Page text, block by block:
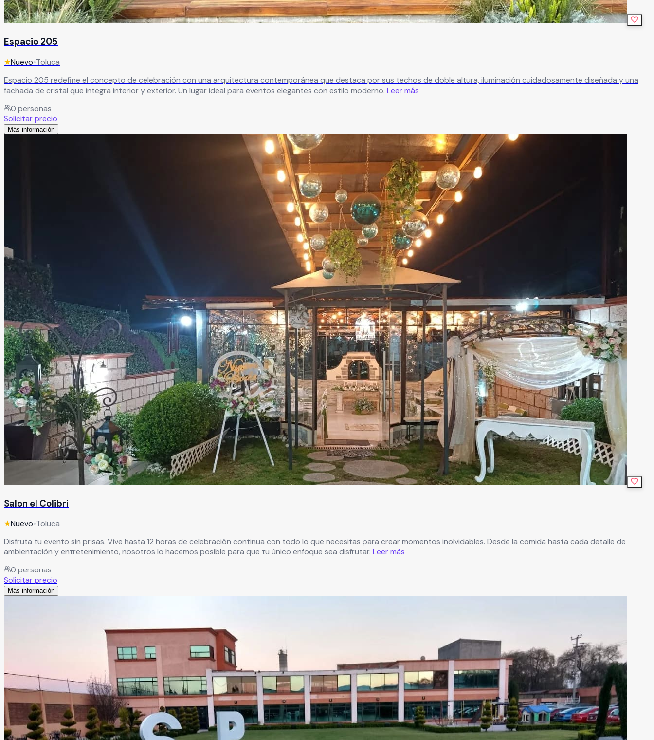
Espacio 205
★Nuevo•Toluca
Espacio 205 redefine el concepto de celebración con una arquitectura contemporánea que destaca por sus techos de doble altura, iluminación cuidadosamente diseñada y una
fachada de cristal que integra interior y exterior. Un lugar ideal para eventos elegantes con estilo moderno. Leer más
0 personas
Solicitar precio
Más información
Salon el Colibri
★Nuevo•Toluca
Disfruta tu evento sin prisas. Vive hasta 12 horas de celebración continua con todo lo que necesitas para crear momentos inolvidables. Desde la comida hasta cada detalle de
ambientación y entretenimiento, nosotros lo hacemos posible para que tu único enfoque sea disfrutar. Leer más
0 personas
Solicitar precio
Más información